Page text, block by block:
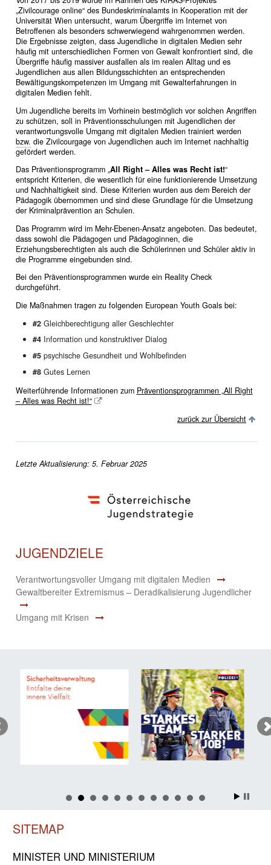
„Zivilcourage online“ des Bundeskriminalamts in Kooperation mit der
Universität Wien untersucht, warum Übergriffe im Internet von
Betroffenen als besonders schwerwiegend wahrgenommen werden.
Die Ergebnisse zeigten, dass Jugendliche in digitalen Medien sehr
häufig mit unterschiedlichen Formen von Gewalt konfrontiert sind, die
Übergriffe häufig massiver ausfallen als im realen Alltag und es
Jugendlichen aus allen Bildungsschichten an entsprechenden
Bewältigungskompetenzen im Umgang mit Gewalterfahrungen in
digitalen Medien fehlt.
Um Jugendliche bereits im Vorhinein bestmöglich vor solchen Angriffen
zu schützen, soll in Präventionsschulungen mit Jugendlichen der
verantwortungsvolle Umgang mit digitalen Medien trainiert werden
bzw. die Zivilcourgage von Jugendlichen auch im Internet nachhaltig
gefördert werden.
Das Präventionsprogramm „All Right – Alles was Recht ist!“
entspricht Kriterien, die wesentlich für eine funktionierende Umsetzung
und Nachhaltigkeit sind. Diese Kriterien wurden aus dem Bereich der
Pädagogik übernommen und sind diese Grundlage für die Umsetzung
der Kriminalprävention an Schulen.
Das Programm wird im Mehr-Ebenen-Ansatz angeboten. Das bedeutet,
dass sowohl die Pädagogen und Pädagoginnen, die
Erziehungsberechtigten als auch die Schülerinnen und Schüler aktiv in
die Programme eingebunden sind.
Bei den Präventionsprogrammen wurde ein Reality Check
durchgeführt.
Die Maßnahmen tragen zu folgenden European Youth Goals bei:
#2Gleichberechtigung aller Geschlechter
#4Information und konstruktiver Dialog
#5psychische Gesundheit und Wohlbefinden
#8Gutes Lernen
Weiterführende Informationen zum Präventionsprogrammen „All Right
– Alles was Recht ist!“
zurück zur Übersicht
Letzte Aktualisierung: 5. Februar 2025
JUGENDZIELE
Verantwortungsvoller Umgang mit digitalen Medien
Gewaltbereiter Extremismus – Deradikalisierung Jugendlicher
Umgang mit Krisen
SITEMAP
MINISTER UND MINIST­ERIUM